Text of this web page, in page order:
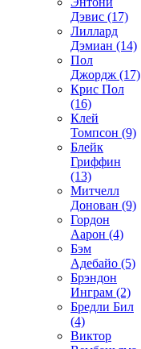
Дэвис (17)
Лиллард
Дэмиан (14)
Пол
Джордж (17)
Крис Пол
(16)
Клей
Томпсон (9)
Блейк
Гриффин
(13)
Митчелл
Донован (9)
Гордон
Аарон (4)
Бэм
Адебайо (5)
Брэндон
Инграм (2)
Бредли Бил
(4)
Виктор